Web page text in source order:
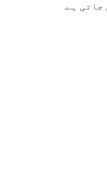
جاتی ہے.